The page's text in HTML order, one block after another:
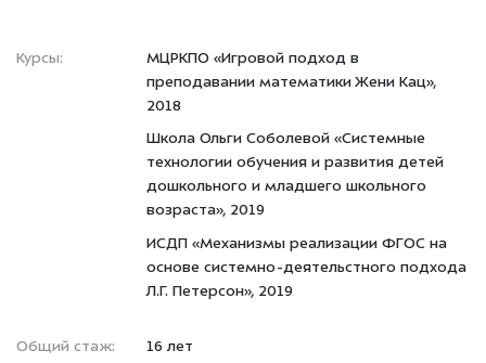
Курсы:
МЦРКПО «Игровой подход в
преподавании математики Жени Кац»,
2018
Школа Ольги Соболевой «Системные
технологии обучения и развития детей
дошкольного и младшего школьного
возраста», 2019
ИСДП «Механизмы реализации ФГОС на
основе системно-деятельстного подхода
Л.Г. Петерсон», 2019
Общий стаж: 16 лет